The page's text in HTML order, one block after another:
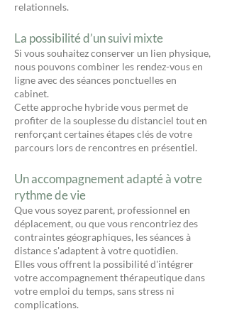
relationnels.
La possibilité d’un suivi mixte
Si vous souhaitez conserver un lien physique,
nous pouvons combiner les rendez-vous en
ligne avec des séances ponctuelles en
cabinet.
Cette approche hybride vous permet de
profiter de la souplesse du distanciel tout en
renforçant certaines étapes clés de votre
parcours lors de rencontres en présentiel.
Un accompagnement adapté à votre
rythme de vie
Que vous soyez parent, professionnel en
déplacement, ou que vous rencontriez des
contraintes géographiques, les séances à
distance s'adaptent à votre quotidien.
Elles vous offrent la possibilité d'intégrer
votre accompagnement thérapeutique dans
votre emploi du temps, sans stress ni
complications.